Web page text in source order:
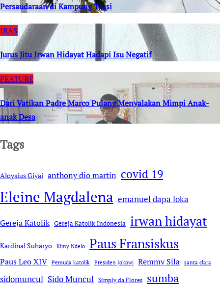
Persaudaraan di Kampung Tossi
IRAS
Jurus Jitu Irwan Hidayat Hadapi Isu Negatif
FEATURE
Dari Vatikan Padre Marco Pulang Menyalakan Mimpi Anak-
anak Desa
Tags
Aloysius Giyai anthony dio martin covid 19
Eleine Magdalena emanuel dapa loka
Gereja Katolik Gereja Katolik Indonesia irwan hidayat
Kardinal Suharyo Kimy Ndelo Paus Fransiskus
Paus Leo XIV Pemuda katolik Presiden Jokowi Remmy Sila santa clara
sidomuncul Sido Muncul Simply da Flores sumba